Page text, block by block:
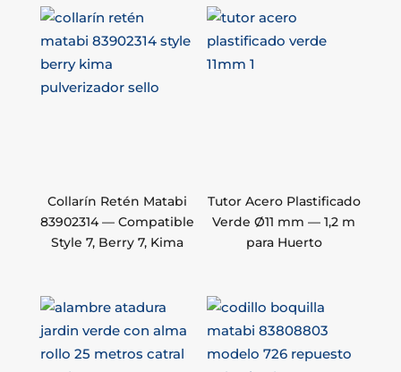
Collarín Retén Matabi
83902314 — Compatible
Style 7, Berry 7, Kima
Tutor Acero Plastificado
Verde Ø11 mm — 1,2 m
para Huerto